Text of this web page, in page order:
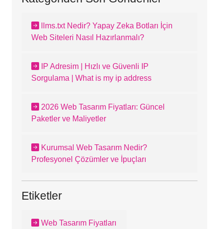
llms.txt Nedir? Yapay Zeka Botları İçin
Web Siteleri Nasıl Hazırlanmalı?
IP Adresim | Hızlı ve Güvenli IP
Sorgulama | What is my ip address
2026 Web Tasarım Fiyatları: Güncel
Paketler ve Maliyetler
Kurumsal Web Tasarım Nedir?
Profesyonel Çözümler ve İpuçları
Etiketler
Web Tasarım Fiyatları